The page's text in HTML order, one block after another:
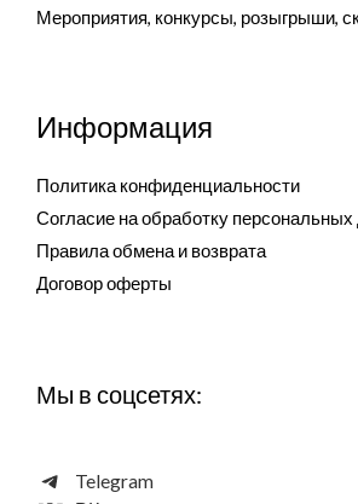
Мероприятия, конкурсы, розыгрыши,
Информация
Политика конфиденциальности
Согласие на обработку
Правила обмена и возврата
Договор оферты
Мы в соцсетях:
Telegram